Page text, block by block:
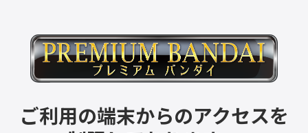
ご利用の端末からのアクセスを